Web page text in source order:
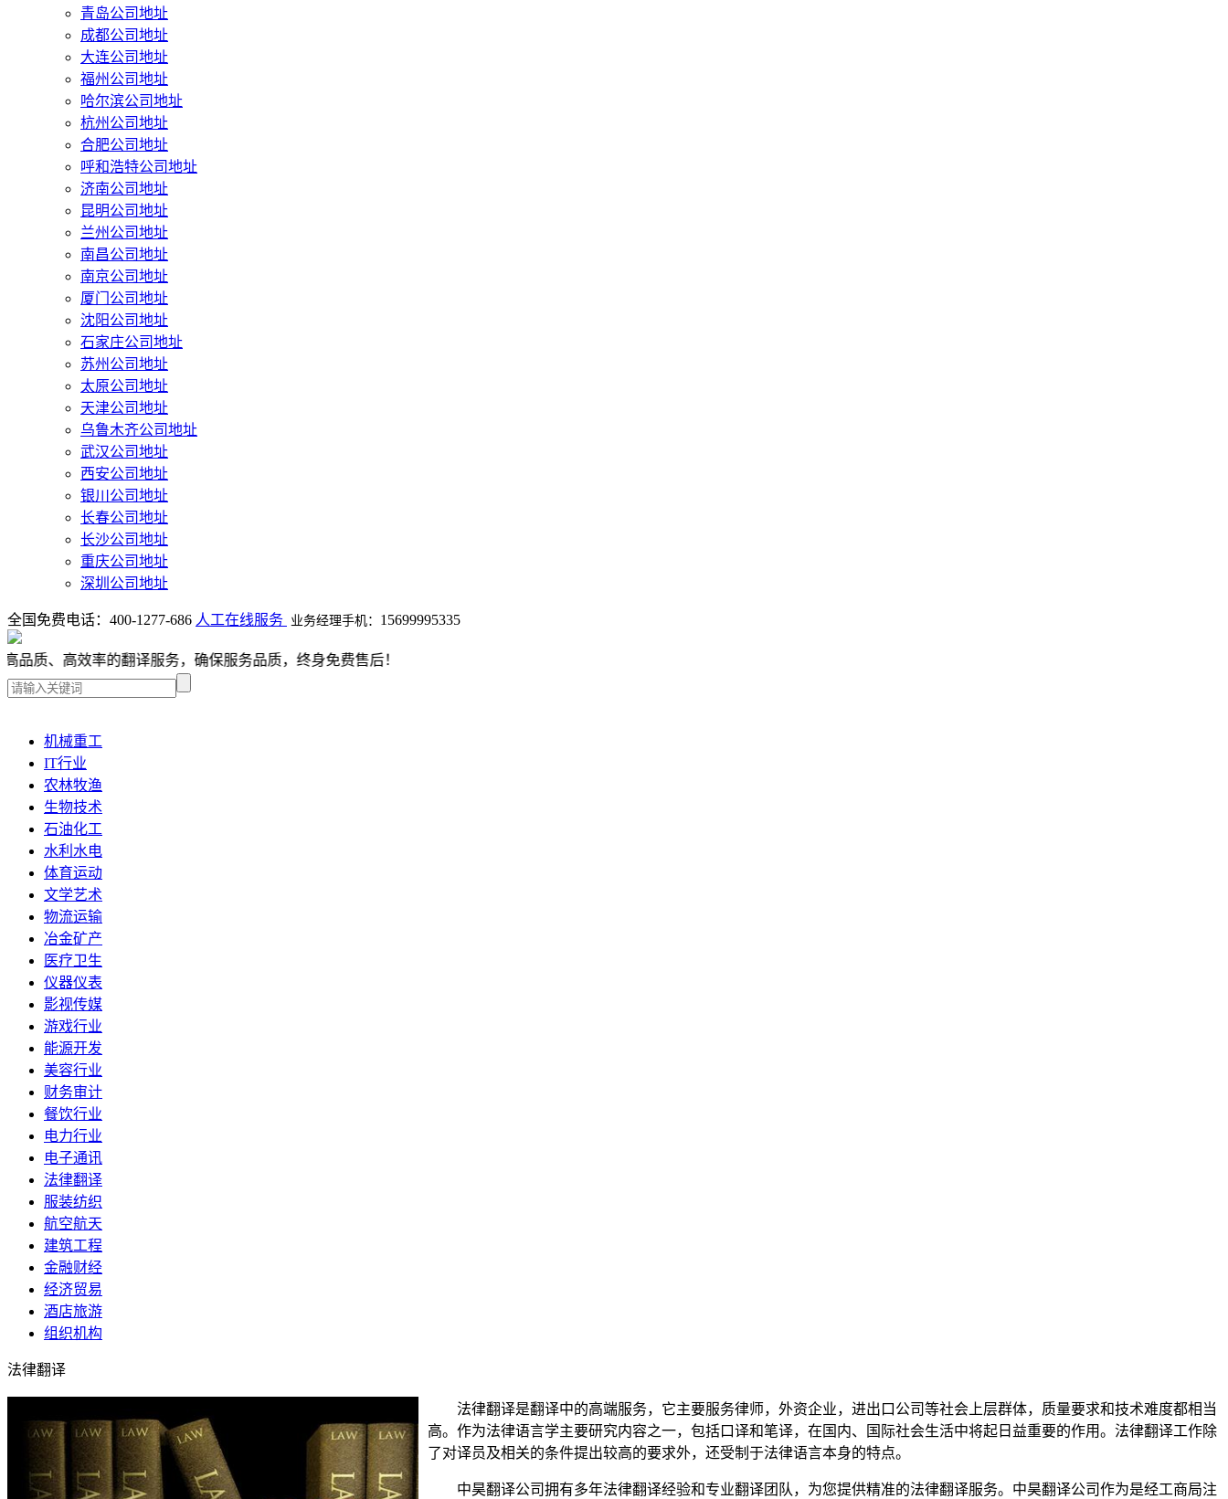
青岛公司地址
成都公司地址
大连公司地址
福州公司地址
哈尔滨公司地址
杭州公司地址
合肥公司地址
呼和浩特公司地址
济南公司地址
昆明公司地址
兰州公司地址
南昌公司地址
南京公司地址
厦门公司地址
沈阳公司地址
石家庄公司地址
苏州公司地址
太原公司地址
天津公司地址
乌鲁木齐公司地址
武汉公司地址
西安公司地址
银川公司地址
长春公司地址
长沙公司地址
重庆公司地址
深圳公司地址
全国免费电话： 400-1277-686 人工在线服务 业务经理手机： 15699995335
高效率的翻译服务，确保服务品质，终身免费售后！
机械重工
IT行业
农林牧渔
生物技术
石油化工
水利水电
体育运动
文学艺术
物流运输
冶金矿产
医疗卫生
仪器仪表
影视传媒
游戏行业
能源开发
美容行业
财务审计
餐饮行业
电力行业
电子通讯
法律翻译
服装纺织
航空航天
建筑工程
金融财经
经济贸易
酒店旅游
组织机构
法律翻译
法律翻译是翻译中的高端服务，它主要服务律师，外资企业，进出口公司等社会上层群体，质量要求和技术难度都相当
高。作为法律语言学主要研究内容之一，包括口译和笔译，在国内、国际社会生活中将起日益重要的作用。法律翻译工作除
了对译员及相关的条件提出较高的要求外，还受制于法律语言本身的特点。
中昊翻译公司拥有多年法律翻译经验和专业翻译团队，为您提供精准的法律翻译服务。中昊翻译公司作为是经工商局注